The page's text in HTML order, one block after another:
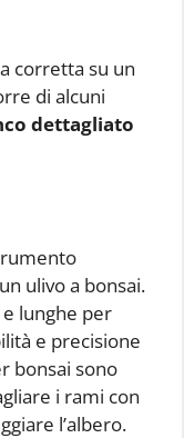
corretta su un
di alcuni
dettagliato
ulivo a bonsai.
lunghe per
e precisione
bonsai sono
i rami con
l’albero.